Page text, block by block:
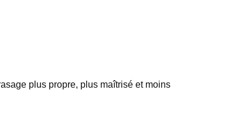
plus propre, plus maîtrisé et moins